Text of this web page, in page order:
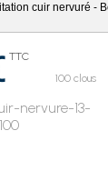
cuir nervuré -
TTC
100 clous
nervure-13-